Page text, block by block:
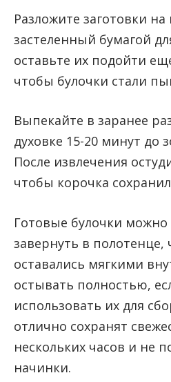
Разложите заготовки
застеленный бумагой
оставьте их подойти
чтобы булочки стали
Выпекайте в заранее
духовке 15-20 минут до
После извлечения
чтобы корочка
Готовые булочки можно
завернуть в
оставались мягкими
остывать полностью,
использовать их для
отлично сохранят
нескольких часов и не
начинки.